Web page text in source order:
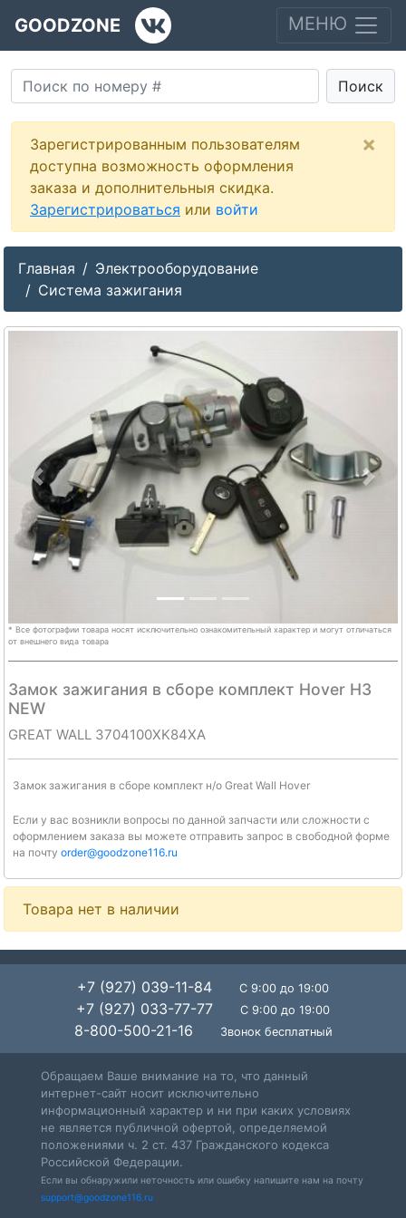
GOODZONE МЕНЮ
Поиск
Зарегистрированным пользователям
доступна возможность оформления
заказа и дополнительныя скидка.
Зарегистрироваться или войти
×
Главная
Электрооборудование
Система зажигания
Previous Next
* Все фотографии товара носят исключительно ознакомительный характер и могут отличаться
от внешнего вида товара
Замок зажигания в сборе комплект Hover H3
NEW
GREAT WALL 3704100XK84XA
Замок зажигания в сборе комплект н/о Great Wall Hover
Если у вас возникли вопросы по данной запчасти или сложности с
оформлением заказа вы можете отправить запрос в свободной форме
на почту order@goodzone116.ru
Товара нет в наличии
+7 (927) 039-11-84 С 9:00 до 19:00
+7 (927) 033-77-77 С 9:00 до 19:00
8-800-500-21-16 Звонок бесплатный
Обращаем Ваше внимание на то, что данный
интернет-сайт носит исключительно
информационный характер и ни при каких условиях
не является публичной офертой, определяемой
положениями ч. 2 ст. 437 Гражданского кодекса
Российской Федерации.
Если вы обнаружили неточность или ошибку напишите нам на почту
support@goodzone116.ru